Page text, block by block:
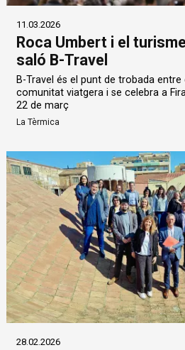
11.03.2026
Roca Umbert i el
saló B-Travel
B-Travel és el punt de trobada
comunitat viatgera i se celebra a
22 de març
La Tèrmica
28.02.2026